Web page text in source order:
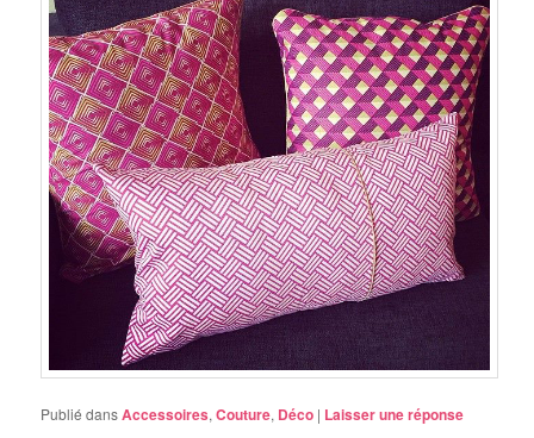
Publié dansAccessoires,Couture, Déco | Laisser une réponse